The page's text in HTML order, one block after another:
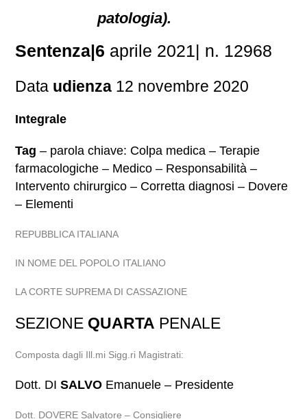
patologia).
Sentenza|6 aprile 2021| n. 12968
Data udienza 12 novembre 2020
Integrale
Tag – parola chiave: Colpa medica – Terapie
farmacologiche – Medico – Responsabilità –
Intervento chirurgico – Corretta diagnosi – Dovere
– Elementi
REPUBBLICA ITALIANA
IN NOME DEL POPOLO ITALIANO
LA CORTE SUPREMA DI CASSAZIONE
SEZIONE QUARTA PENALE
Composta dagli Ill.mi Sigg.ri Magistrati:
Dott. DISALVO Emanuele – Presidente
Dott. DOVERE Salvatore – Consigliere